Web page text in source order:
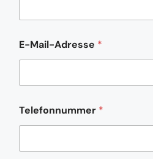
f
n
n
u
m
r
E-Mail-Adresse *
Telefonnummer *